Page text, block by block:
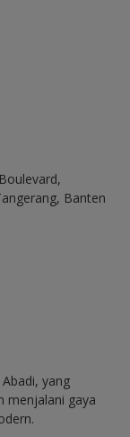
Banten
yang
menjalani gaya